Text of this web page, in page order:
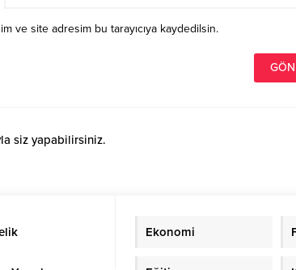
ve site adresim bu tarayıcıya kaydedilsin.
siz yapabilirsiniz.
Ekonomi